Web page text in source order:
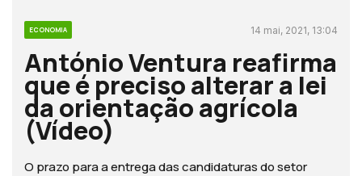
ECONOMIA 14 mai, 2021, 13:04
António Ventura reafirma
que é preciso alterar a lei
da orientação agrícola
(Vídeo)
O prazo para a entrega das candidaturas do setor